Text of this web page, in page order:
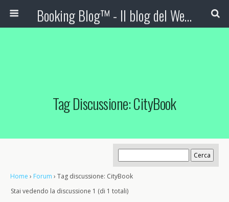
Booking Blog™ - Il blog del Web Marketing Turistico
Tag Discussione: CityBook
Home › Forum › Tag discussione: CityBook
Stai vedendo la discussione 1 (di 1 totali)